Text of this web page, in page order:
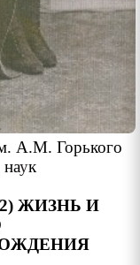
. А.М. Горького
ук
ЖИЗНЬ И